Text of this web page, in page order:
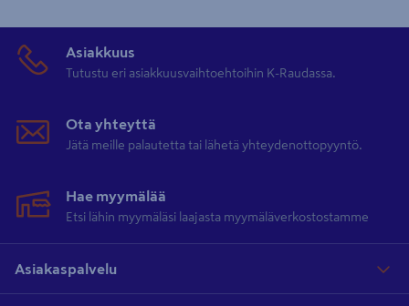
Asiakkuus
Tutustu eri asiakkuusvaihtoehtoihin K-Raudassa.
Ota yhteyttä
Jätä meille palautetta tai lähetä yhteydenottopyyntö.
Hae myymälää
Etsi lähin myymäläsi laajasta myymäläverkostostamme
Asiakaspalvelu